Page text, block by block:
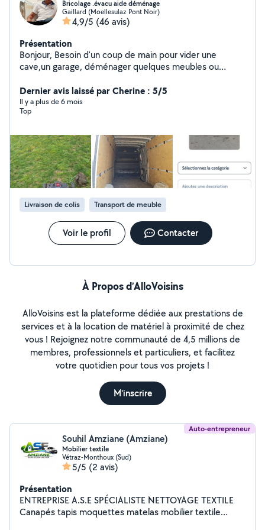
Bricolage .évacu aide déménage
Gaillard (Moellesulaz Pont Noir)
4,9/5 (46 avis)
Présentation
Bonjour, Besoin d'un coup de main pour vider une
cave,un garage, déménager quelques meubles ou
rapidement,avec sérieux et bonne humeur .*Travail
soigneé *Prix abordables *Disponibilité rapide
Contactez-moi,je serais ravi de vous rendre service !
Dernier avis laissé par Cherine : 5/5
Il y a plus de 6 mois
Top
Livraison de colis Transport de meuble
Voir le profil Contacter
À Propos d’AlloVoisins
AlloVoisins est la plateforme dédiée aux prestations de
services et à la location de matériel à proximité de chez
vous ! Rejoignez notre communauté de 4,5 millions de
membres, professionnels et particuliers, et facilitez
votre quotidien pour tous vos projets !
M'inscrire
Auto-entrepreneur
Souhil Amziane (Amziane)
Mobilier textile
Vétraz-Monthoux (Sud)
5/5 (2 avis)
Présentation
ENTREPRISE A.S.E SPÉCIALISTE NETTOYAGE TEXTILE
Canapés tapis moquettes matelas mobilier textile